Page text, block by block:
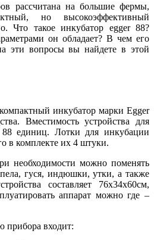
рассчитана на большие фермы,
но высокоэффективный
Что такое инкубатор egger 88?
он обладает? В чем его
эти вопросы вы найдете в этой
инкубатор марки Egger
Вместимость устройства для
88 единиц. Лотки для инкубации
в комплекте их 4 штуки.
необходимости можно поменять
гуся, индюшки, утки, а также
составляет 76х34х60см,
аппарат можно где –
прибора входит: